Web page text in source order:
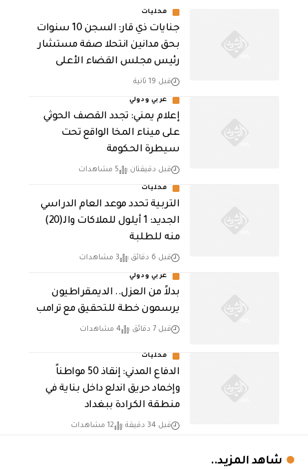
محليات
جنايات ذي قار: السجن 10 سنوات
بحق مدانين انتحلا صفة مستشار
رئيس مجلس القضاء الأعلى
قبل 19 ثانية
عربي ودولي
إعلام يمني: تجدد القصف الحوثي
على ميناء المخا الواقع تحت
سيطرة الحكومة
قبل دقيقتان 5 مشاهدات
محليات
التربية تحدد موعد العام الدراسي
الجديد: 1 أيلول للملاكات والـ(20)
منه للطلبة
قبل 6 دقائق 3 مشاهدات
عربي ودولي
بدلاً من العزل.. الديمقراطيون
يرسمون خطة للتحقيق مع ترامب
قبل 7 دقائق 4 مشاهدات
محليات
الدفاع المدني: إنقاذ 50 مواطناً
وإخماد حريق اندلع داخل بناية في
منطقة الكرادة ببغداد
قبل 34 دقيقة 12 مشاهدات
شاهد المزيد..